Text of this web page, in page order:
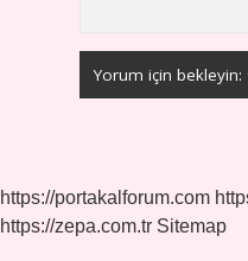
https://portakalforum.com
https://zepa.com.tr Sitemap